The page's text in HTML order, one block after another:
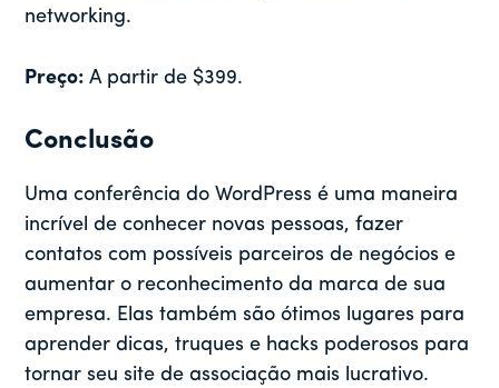
networking.
Preço:A partir de $399.
Conclusão
Uma conferência do WordPress é uma maneira
incrível de conhecer novas pessoas, fazer
contatos com possíveis parceiros de negócios e
aumentar o reconhecimento da marca de sua
empresa. Elas também são ótimos lugares para
aprender dicas, truques e hacks poderosos para
tornar seu site de associação mais lucrativo.